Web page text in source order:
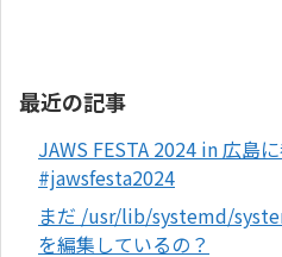
最近の記事
JAWS FESTA 2024 in 広島
#jawsfesta2024
まだ /usr/lib/systemd/
を編集しているの？